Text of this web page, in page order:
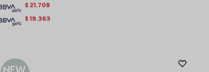
$19.363
$ 21.708